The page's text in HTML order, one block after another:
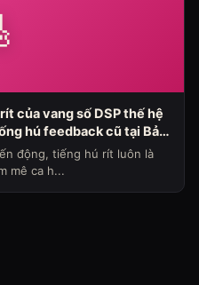
của vang số DSP thế hệ
hú feedback cũ tại Bảo
ngày 336)
động, tiếng hú rít luôn là
mê ca h...